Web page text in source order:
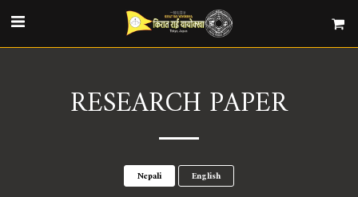
RESEARCH PAPER
Nepali English